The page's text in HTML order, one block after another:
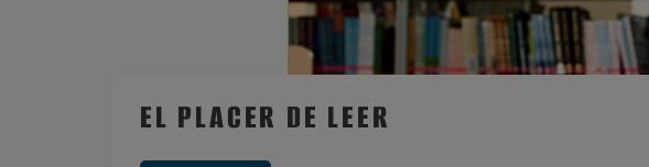
EL PLACER DE LEER